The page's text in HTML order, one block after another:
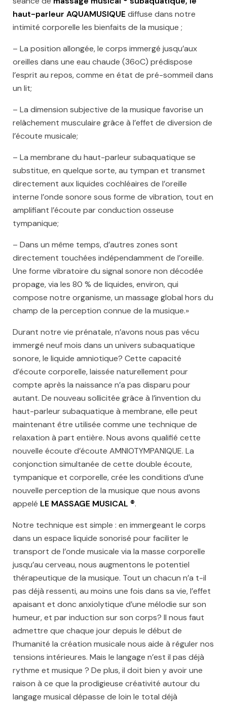
haut-parleur AQUAMUSIQUE diffuse dans notre
intimité corporelle les bienfaits de la musique ;
– La position allongée, le corps immergé jusqu’aux
oreilles dans une eau chaude (36oC) prédispose
l’esprit au repos, comme en état de pré-sommeil dans
un lit;
– La dimension subjective de la musique favorise un
relâchement musculaire grâce à l’effet de diversion de
l’écoute musicale;
– La membrane du haut-parleur subaquatique se
substitue, en quelque sorte, au tympan et transmet
directement aux liquides cochléaires de l’oreille
interne l’onde sonore sous forme de vibration, tout en
amplifiant l’écoute par conduction osseuse
tympanique;
– Dans un même temps, d’autres zones sont
directement touchées indépendamment de l’oreille.
Une forme vibratoire du signal sonore non décodée
propage, via les 80 % de liquides, environ, qui
compose notre organisme, un massage global hors du
champ de la perception connue de la musique.»
Durant notre vie prénatale, n’avons nous pas vécu
immergé neuf mois dans un univers subaquatique
sonore, le liquide amniotique? Cette capacité
d’écoute corporelle, laissée naturellement pour
compte après la naissance n’a pas disparu pour
autant. De nouveau sollicitée grâce à l’invention du
haut-parleur subaquatique à membrane, elle peut
maintenant être utilisée comme une technique de
relaxation à part entière. Nous avons qualifié cette
nouvelle écoute d’écoute AMNIOTYMPANIQUE. La
conjonction simultanée de cette double écoute,
tympanique et corporelle, crée les conditions d’une
nouvelle perception de la musique que nous avons
appelé LE MASSAGE MUSICAL ®.
Notre technique est simple : en immergeant le corps
dans un espace liquide sonorisé pour faciliter le
transport de l’onde musicale via la masse corporelle
jusqu’au cerveau, nous augmentons le potentiel
thérapeutique de la musique. Tout un chacun n’a t-il
pas déjà ressenti, au moins une fois dans sa vie, l’effet
apaisant et donc anxiolytique d’une mélodie sur son
humeur, et par induction sur son corps? Il nous faut
admettre que chaque jour depuis le début de
l’humanité la création musicale nous aide à réguler nos
tensions intérieures. Mais le langage n’est il pas déjà
rythme et musique ? De plus, il doit bien y avoir une
raison à ce que la prodigieuse créativité autour du
langage musical dépasse de loin le total déjà